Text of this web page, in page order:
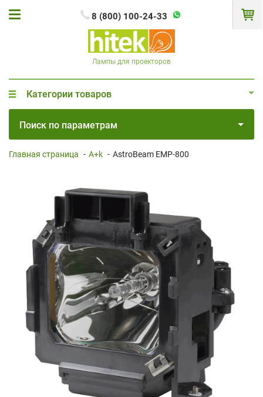
8 (800) 100-24-33
Лампы для проекторов
Категории товаров
Поиск по параметрам
Главная страница - A+k - AstroBeam EMP-800